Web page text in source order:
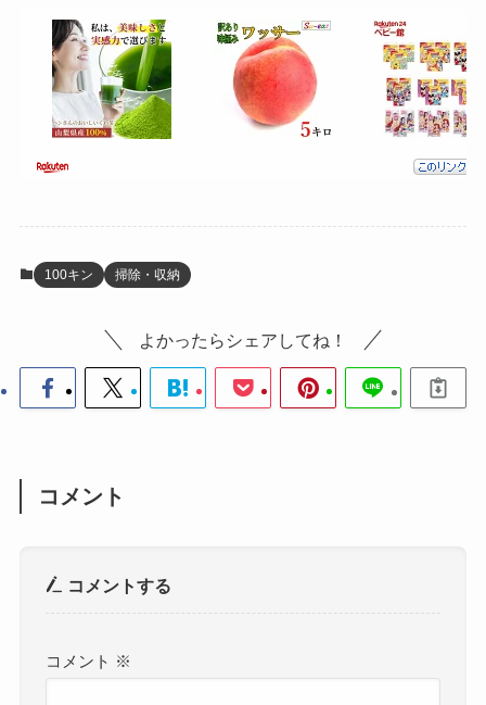
100キン 掃除・収納
よかったらシェアしてね！
コメント
コメントする
コメント ※